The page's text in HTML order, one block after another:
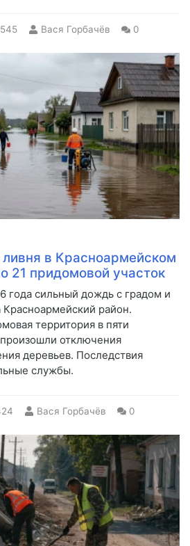
545 Вася Горбачёв 0
ливня в Красноармейском
21 придомовой участок
года сильный дождь с градом и
район.
территория в пяти
отключения
деревьев. Последствия
службы.
Вася Горбачёв 0